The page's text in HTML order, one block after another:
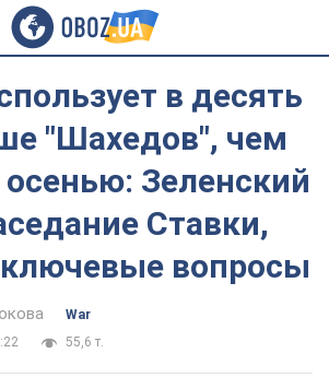
в десять
"Шахедов", чем
Зеленский
Ставки,
вопросы
War
55,6 т.